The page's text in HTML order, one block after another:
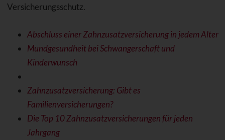
Versicherungsschutz.
Abschluss einer Zahnzusatzversicherung in jedem Alter
Mundgesundheit bei Schwangerschaft und
Kinderwunsch
Zahnzusatzversicherung: Gibt es
Familienversicherungen?
Die Top 10 Zahnzusatzversicherungen für jeden
Jahrgang